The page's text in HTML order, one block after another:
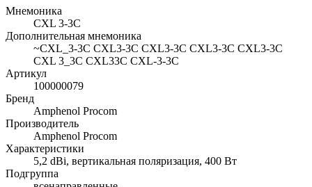
Мнемоника
CXL 3-3C
Дополнительная мнемоника
~CXL_3-3C CXL3-3C CXL3-3C CXL3-3C CXL3-3C
CXL 3_3C CXL33C CXL-3-3C
Артикул
100000079
Бренд
Amphenol Procom
Производитель
Amphenol Procom
Характеристики
5,2 dBi, вертикальная поляризация, 400 Вт
Подгруппа